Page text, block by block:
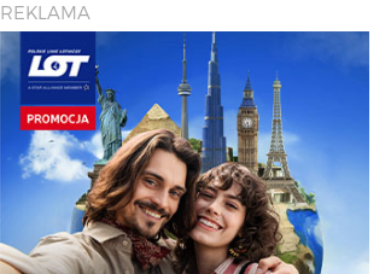
REKLAMA